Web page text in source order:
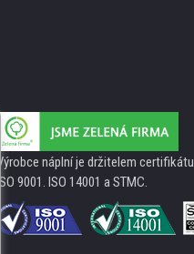
Výrobce náplní je držitelem certifikátu
ISO 9001. ISO 14001 a STMC.